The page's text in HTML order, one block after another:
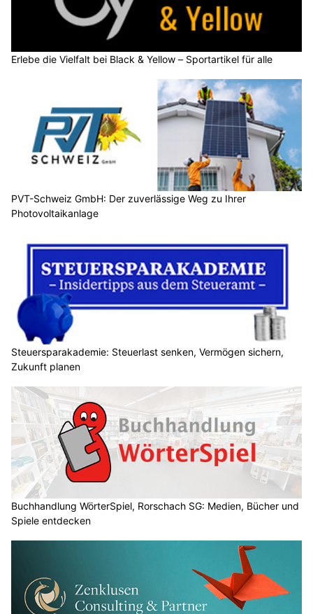
Erlebe die Vielfalt bei Black & Yellow – Sportartikel für alle
PVT-Schweiz GmbH: Der zuverlässige Weg zu Ihrer
Photovoltaikanlage
Steuersparakademie: Steuerlast senken, Vermögen sichern,
Zukunft planen
Buchhandlung WörterSpiel, Rorschach SG: Medien, Bücher und
Spiele entdecken